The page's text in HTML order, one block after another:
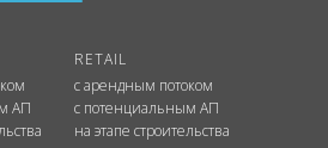
АП
RETAIL
с арендным потоком
с потенциальным АП
на этапе строительства